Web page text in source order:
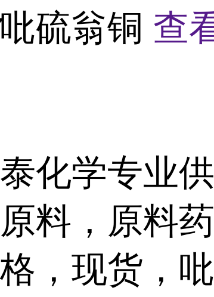
吡硫翁铜 查
化学专业
料，原料
，现货，